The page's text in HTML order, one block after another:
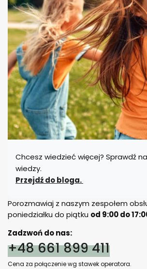
Chcesz wiedzieć więcej? Sprawdź
wiedzy.
Przejdź do bloga.
Porozmawiaj z naszym zespołem
poniedziałku do piątku od 9:00 do
Zadzwoń do nas:
+48 661 899 411
Cena za połączenie wg stawek operatora.